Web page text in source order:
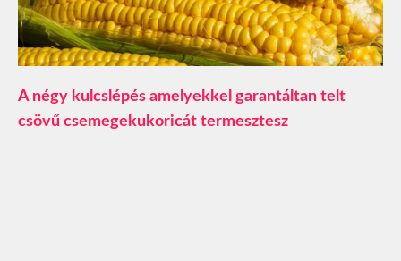
A négy kulcslépés amelyekkel garantáltan telt
csövű csemegekukoricát termesztesz